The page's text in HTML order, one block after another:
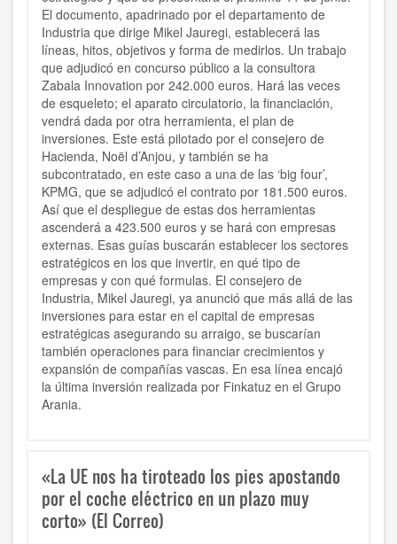
El documento, apadrinado por el departamento de
Industria que dirige Mikel Jauregi, establecerá las
líneas, hitos, objetivos y forma de medirlos. Un trabajo
que adjudicó en concurso público a la consultora
Zabala Innovation por 242.000 euros. Hará las veces
de esqueleto; el aparato circulatorio, la financiación,
vendrá dada por otra herramienta, el plan de
inversiones. Este está pilotado por el consejero de
Hacienda, Noël d’Anjou, y también se ha
subcontratado, en este caso a una de las ‘big four’,
KPMG, que se adjudicó el contrato por 181.500 euros.
Así que el despliegue de estas dos herramientas
ascenderá a 423.500 euros y se hará con empresas
externas. Esas guías buscarán establecer los sectores
estratégicos en los que invertir, en qué tipo de
empresas y con qué formulas. El consejero de
Industria, Mikel Jauregi, ya anunció que más allá de las
inversiones para estar en el capital de empresas
estratégicas asegurando su arraigo, se buscarían
también operaciones para financiar crecimientos y
expansión de compañías vascas. En esa línea encajó
la última inversión realizada por Finkatuz en el Grupo
Arania.
«La UE nos ha tiroteado los pies apostando
por el coche eléctrico en un plazo muy
corto» (El Correo)